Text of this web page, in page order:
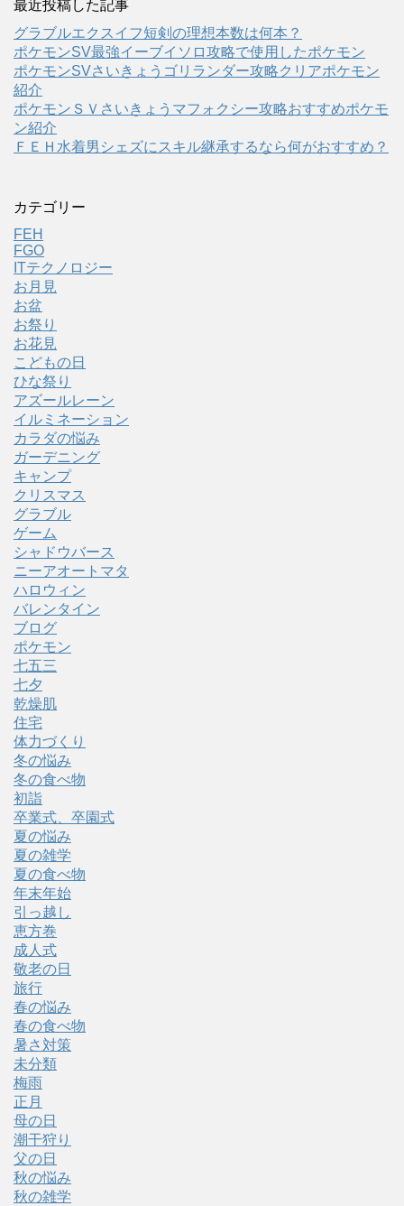
最近投稿した記事
グラブルエクスイフ短剣の理想本数は何本？
ポケモンSV最強イーブイソロ攻略で使用したポケモン
ポケモンSVさいきょうゴリランダー攻略クリアポケモン
紹介
ポケモンＳＶさいきょうマフォクシー攻略おすすめポケモ
ン紹介
ＦＥＨ水着男シェズにスキル継承するなら何がおすすめ？
カテゴリー
FEH
FGO
ITテクノロジー
お月見
お盆
お祭り
お花見
こどもの日
ひな祭り
アズールレーン
イルミネーション
カラダの悩み
ガーデニング
キャンプ
クリスマス
グラブル
ゲーム
シャドウバース
ニーアオートマタ
ハロウィン
バレンタイン
ブログ
ポケモン
七五三
七夕
乾燥肌
住宅
体力づくり
冬の悩み
冬の食べ物
初詣
卒業式、卒園式
夏の悩み
夏の雑学
夏の食べ物
年末年始
引っ越し
恵方巻
成人式
敬老の日
旅行
春の悩み
春の食べ物
暑さ対策
未分類
梅雨
正月
母の日
潮干狩り
父の日
秋の悩み
秋の雑学